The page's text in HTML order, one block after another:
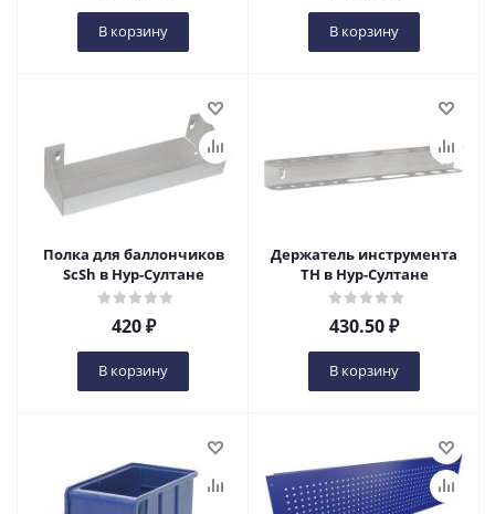
В корзину В корзину
Полка для баллончиков
ScSh в Нур-Султане
420₽
В корзину
Держатель инструмента
TH в Нур-Султане
430.50₽
В корзину